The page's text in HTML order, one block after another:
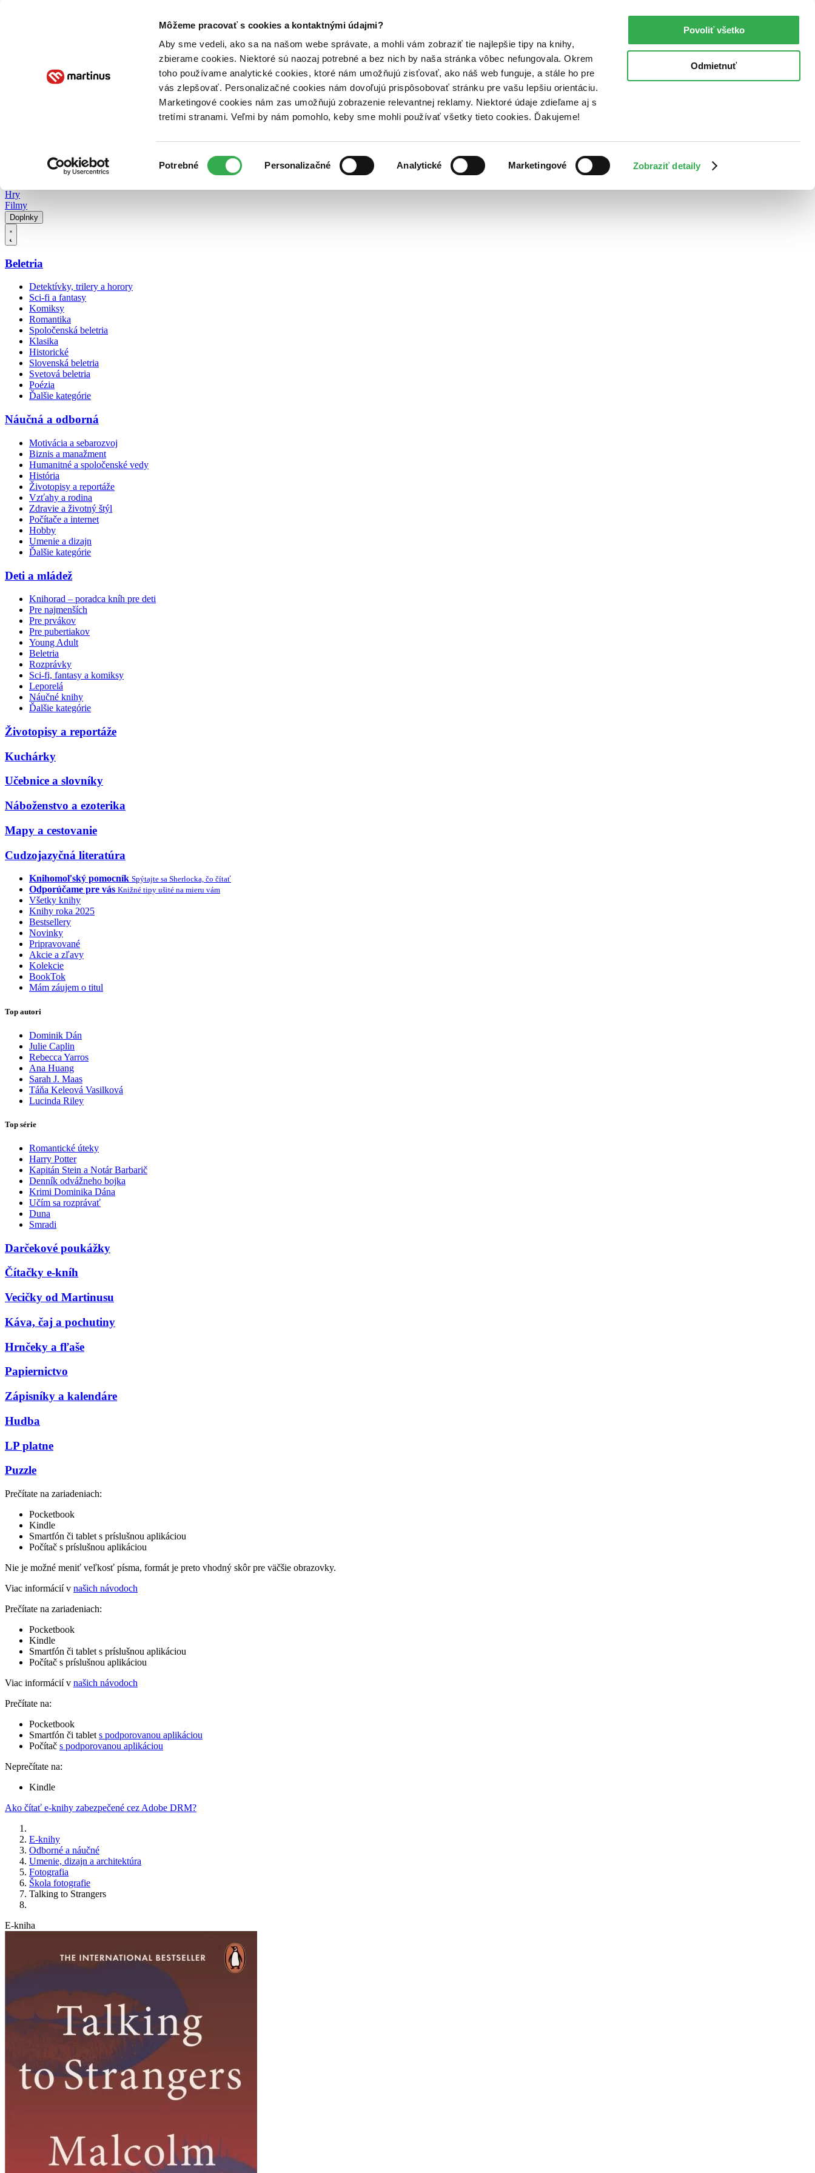
Môžeme pracovať s cookies a kontaktnými údajmi?
Aby sme vedeli, ako sa na našom webe správate, a mohli vám zobraziť tie najlepšie tipy na knihy,
zbierame cookies. Niektoré sú naozaj potrebné a bez nich by naša stránka vôbec nefungovala. Okrem
toho používame analytické cookies, ktoré nám umožňujú zisťovať, ako náš web funguje, a stále ho pre
vás zlepšovať. Personalizačné cookies nám dovoľujú prispôsobovať stránku pre vašu lepšiu orientáciu.
Marketingové cookies nám zas umožňujú zobrazenie relevantnej reklamy. Niektoré údaje zdieľame aj s
tretími stranami. Veľmi by nám pomohlo, keby sme mohli používať všetky tieto cookies. Ďakujeme!
súhlasu
Potrebné Personalizačné Analytické Marketingové Zobraziť detaily
Povoliť všetko
Odmietnuť
Poukážky Kontakt
Hry
Filmy
Doplnky
Beletria
Detektívky, trilery a horory
Sci-fi a fantasy
Komiksy
Romantika
Spoločenská beletria
Klasika
Historické
Slovenská beletria
Svetová beletria
Poézia
Ďalšie kategórie
Náučná a odborná
Motivácia a sebarozvoj
Biznis a manažment
Humanitné a spoločenské vedy
História
Životopisy a reportáže
Vzťahy a rodina
Zdravie a životný štýl
Počítače a internet
Hobby
Umenie a dizajn
Ďalšie kategórie
Deti a mládež
Knihorad – poradca kníh pre deti
Pre najmenších
Pre prvákov
Pre pubertiakov
Young Adult
Beletria
Rozprávky
Sci-fi, fantasy a komiksy
Leporelá
Náučné knihy
Ďalšie kategórie
Životopisy a reportáže
Kuchárky
Učebnice a slovníky
Náboženstvo a ezoterika
Mapy a cestovanie
Cudzojazyčná literatúra
Knihomoľský pomocník Spýtajte sa Sherlocka, čo čítať
Odporúčame pre vás Knižné tipy ušité na mieru vám
Všetky knihy
Knihy roka 2025
Bestsellery
Novinky
Pripravované
Akcie a zľavy
Kolekcie
BookTok
Mám záujem o titul
Top autori
Dominik Dán
Julie Caplin
Rebecca Yarros
Ana Huang
Sarah J. Maas
Táňa Keleová Vasilková
Lucinda Riley
Top série
Romantické úteky
Harry Potter
Kapitán Stein a Notár Barbarič
Denník odvážneho bojka
Krimi Dominika Dána
Učím sa rozprávať
Duna
Smradi
Darčekové poukážky
Čítačky e-kníh
Vecičky od Martinusu
Káva, čaj a pochutiny
Hrnčeky a fľaše
Papiernictvo
Zápisníky a kalendáre
Hudba
LP platne
Puzzle
Prečítate na zariadeniach:
Pocketbook
Kindle
Smartfón či tablet s príslušnou aplikáciou
Počítač s príslušnou aplikáciou
Nie je možné meniť veľkosť písma, formát je preto vhodný skôr pre väčšie obrazovky.
Viac informácií v našich návodoch
Prečítate na zariadeniach:
Pocketbook
Kindle
Smartfón či tablet s príslušnou aplikáciou
Počítač s príslušnou aplikáciou
Viac informácií v našich návodoch
Prečítate na:
Pocketbook
Smartfón či tablet s podporovanou aplikáciou
Počítač s podporovanou aplikáciou
Neprečítate na:
Kindle
Ako čítať e-knihy zabezpečené cez Adobe DRM?
E-knihy
Odborné a náučné
Umenie, dizajn a architektúra
Fotografia
Škola fotografie
Talking to Strangers
E-kniha